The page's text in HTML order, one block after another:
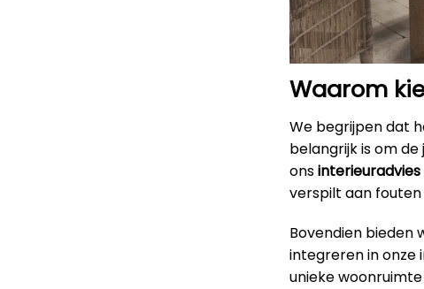
Waarom
We begrijpen dat
belangrijk is om
ons
verspilt aan
Bovendien bieden
integreren in onze
unieke